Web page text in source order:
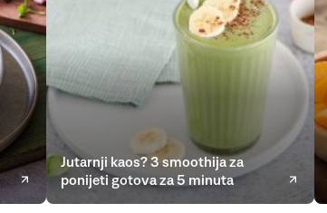
Jutarnji kaos? 3 smoothija za
ponijeti gotova za 5 minuta